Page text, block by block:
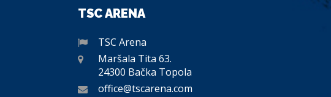
TSC ARENA
TSC Arena
Maršala Tita 63.
24300 Bačka Topola
office@tscarena.com